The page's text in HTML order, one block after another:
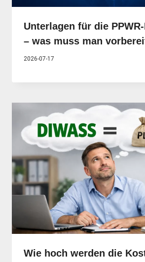
Unterlagen für die
– was muss man
2026-07-17
Wie hoch werden die